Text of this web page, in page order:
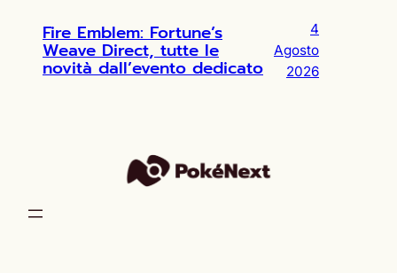
Fire Emblem: Fortune’s
Weave Direct, tutte le
novità dall’evento dedicato
4
Agosto
2026